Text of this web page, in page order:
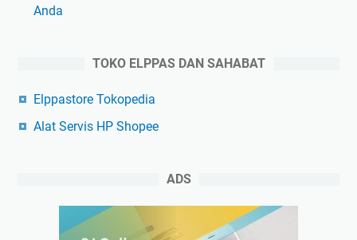
Anda
TOKO ELPPAS DAN SAHABAT
Elppastore Tokopedia
Alat Servis HP Shopee
ADS